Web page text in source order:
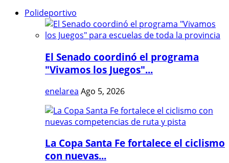
Polideportivo
El Senado coordinó el programa
"Vivamos los Juegos"...
enelarea Ago 5, 2026
La Copa Santa Fe fortalece el ciclismo
con nuevas...